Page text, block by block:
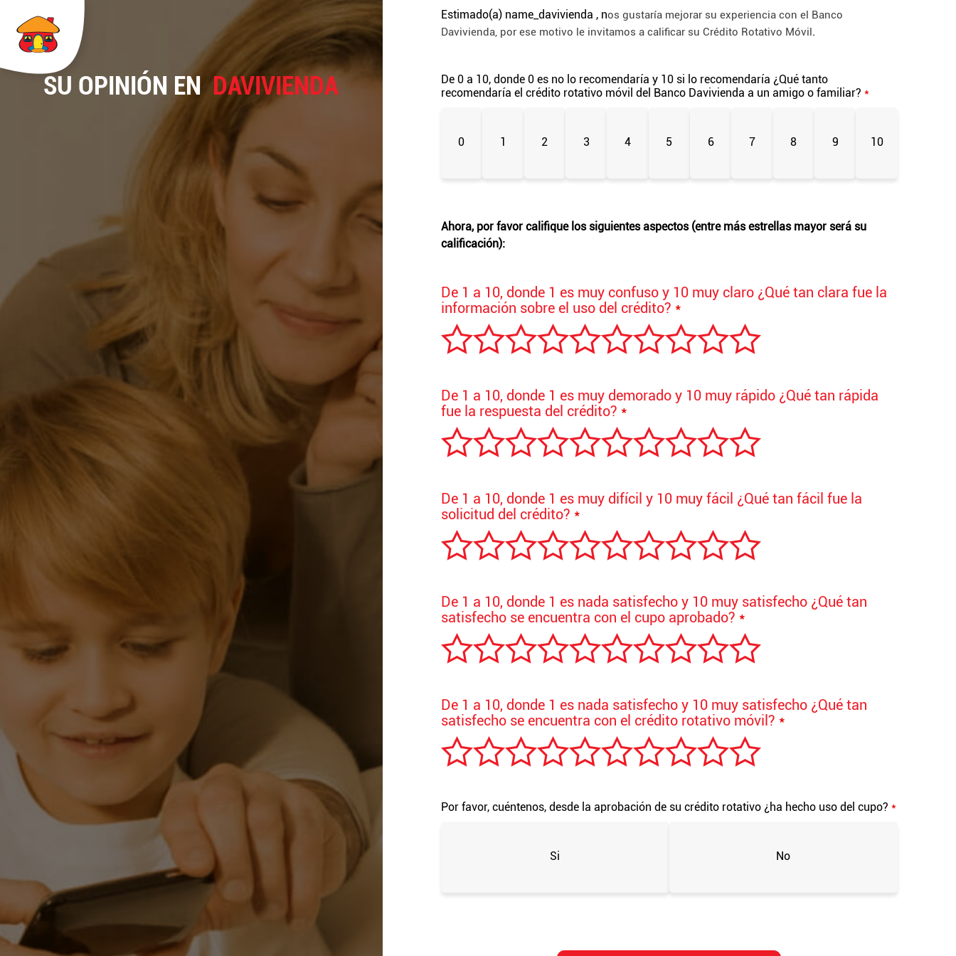
SU OPINIÓN EN DAVIVIENDA
Estimado(a) name_davivienda , nos gustaría mejorar su experiencia con el Banco
Davivienda, por ese motivo le invitamos a calificar su Crédito Rotativo Móvil.
De 0 a 10, donde 0 es no lo recomendaría y 10 si lo recomendaría ¿Qué tanto
recomendaría el crédito rotativo móvil del Banco Davivienda a un amigo o familiar? *
0 1 2 3 4 5 6 7 8 9 10
Ahora, por favor califique los siguientes aspectos (entre más estrellas mayor será su
calificación):
De 1 a 10, donde 1 es muy confuso y 10 muy claro ¿Qué tan clara fue la
información sobre el uso del crédito? *
De 1 a 10, donde 1 es muy demorado y 10 muy rápido ¿Qué tan rápida
fue la respuesta del crédito? *
De 1 a 10, donde 1 es muy difícil y 10 muy fácil ¿Qué tan fácil fue la
solicitud del crédito? *
De 1 a 10, donde 1 es nada satisfecho y 10 muy satisfecho ¿Qué tan
satisfecho se encuentra con el cupo aprobado? *
De 1 a 10, donde 1 es nada satisfecho y 10 muy satisfecho ¿Qué tan
satisfecho se encuentra con el crédito rotativo móvil? *
Por favor, cuéntenos, desde la aprobación de su crédito rotativo ¿ha hecho uso del cupo? *
Si No